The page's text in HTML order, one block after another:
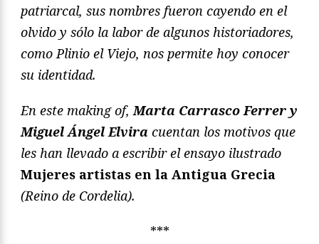
patriarcal, sus nombres fueron cayendo en el
olvido y sólo la labor de algunos historiadores,
como Plinio el Viejo, nos permite hoy conocer
su identidad.
En este making of,Marta Carrasco Ferrer y
Miguel Ángel Elvira cuentan los motivos que
les han llevado a escribir el ensayo ilustrado
Mujeres artistas en la Antigua Grecia
(Reino de Cordelia).
***